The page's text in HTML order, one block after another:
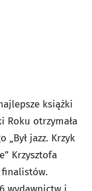
książki
Roku otrzymała
jazz. Krzyk
Krzysztofa
finalistów.